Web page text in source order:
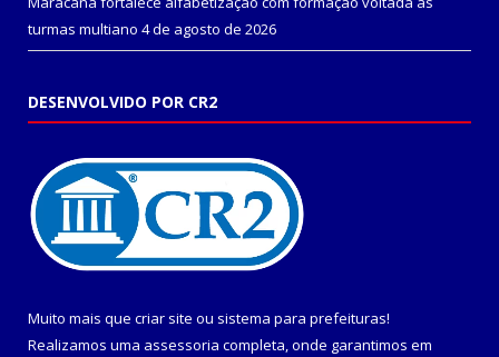
turmas multiano 4 de agosto de 2026
DESENVOLVIDO POR CR2
Muito mais que criar site ou sistema para prefeituras!
Realizamos uma assessoria completa, onde garantimos em